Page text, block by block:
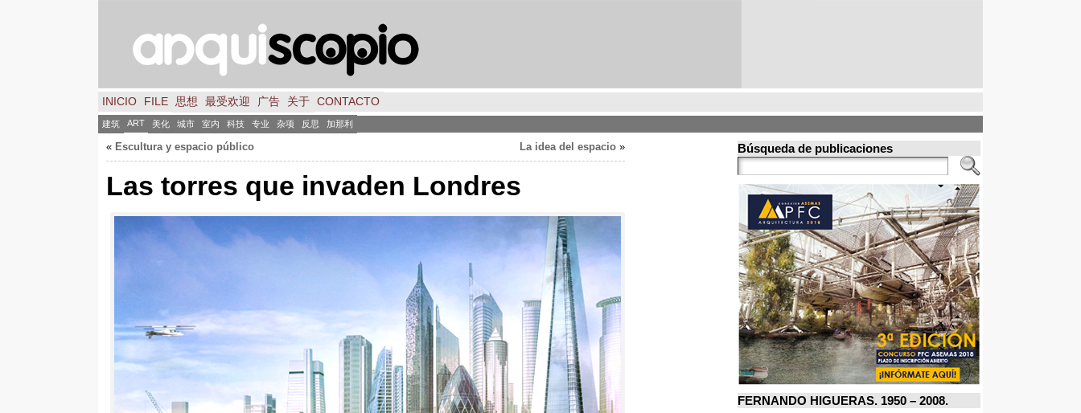
INICIO FILE 思想 最受欢迎 广告 关于 CONTACTO
建筑 ART 美化 城市 室内 科技 专业 杂项 反思 加那利
« Escultura y espacio público La idea del espacio »
Las torres que invaden Londres
Búsqueda de publicaciones
FERNANDO HIGUERAS. 1950 – 2008.